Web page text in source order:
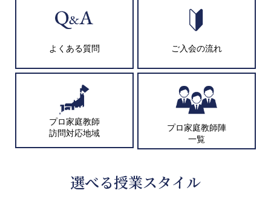
よくある質問 ご入会の流れ
プロ家庭教師
訪問対応地域
プロ家庭教師陣
一覧
選べる授業スタイル